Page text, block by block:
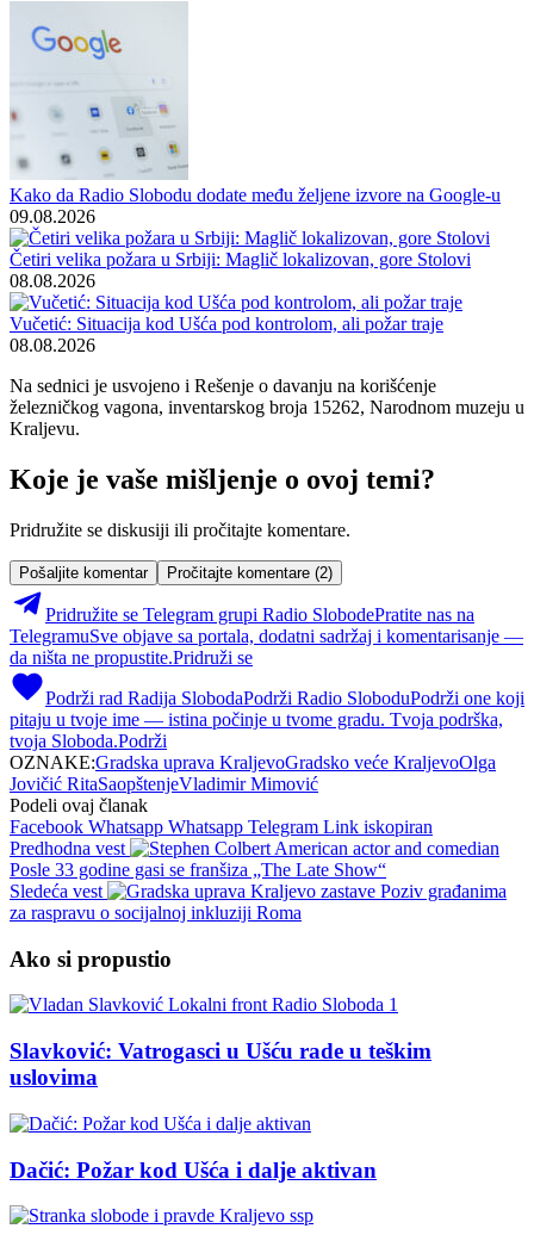
Kako da Radio Slobodu dodate među željene izvore na Google-u
09.08.2026
Četiri velika požara u Srbiji: Maglič lokalizovan, gore Stolovi
08.08.2026
Vučetić: Situacija kod Ušća pod kontrolom, ali požar traje
08.08.2026
Na sednici je usvojeno i Rešenje o davanju na korišćenje
železničkog vagona, inventarskog broja 15262, Narodnom muzeju u
Kraljevu.
Koje je vaše mišljenje o ovoj temi?
Pridružite se diskusiji ili pročitajte komentare.
Pošaljite komentar Pročitajte komentare (2)
Pridružite se Telegram grupi Radio SlobodePratite nas na
TelegramuSve objave sa portala, dodatni sadržaj i komentarisanje —
da ništa ne propustite.Pridruži se
Podrži rad Radija SlobodaPodrži Radio SloboduPodrži one koji
pitaju u tvoje ime — istina počinje u tvome gradu. Tvoja podrška,
tvoja Sloboda.Podrži
OZNAKE:Gradska uprava KraljevoGradsko veće KraljevoOlga
Jovičić RitaSaopštenjeVladimir Mimović
Podeli ovaj članak
Facebook Whatsapp Whatsapp Telegram Link iskopiran
Predhodna vest
Posle 33 godine gasi se franšiza „The Late Show“
Sledeća vest
Poziv građanima
za raspravu o socijalnoj inkluziji Roma
Ako si propustio
Slavković: Vatrogasci u Ušću rade u teškim
uslovima
Dačić: Požar kod Ušća i dalje aktivan